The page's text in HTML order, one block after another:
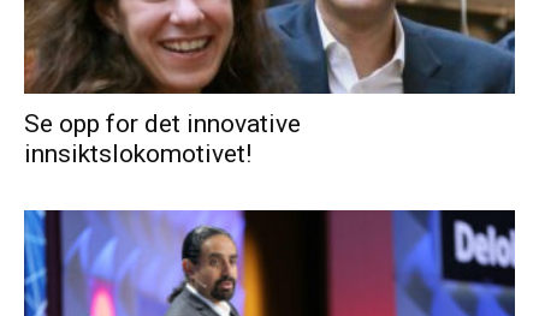
Se opp for det innovative
innsiktslokomotivet!